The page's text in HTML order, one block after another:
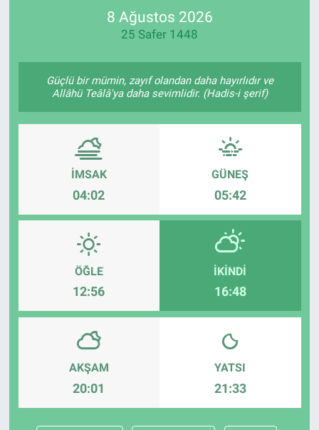
8 Ağustos 2026
25 Safer 1448
Güçlü bir mümin, zayıf olandan daha hayırlıdır ve
Allâhü Teâlâ'ya daha sevimlidir. (Hadis-i şerif)
İMSAK
04:02
GÜNEŞ
05:42
ÖĞLE
12:56
İKINDI
16:48
AKŞAM
20:01
YATSI
21:33
RESMİ İLANLAR